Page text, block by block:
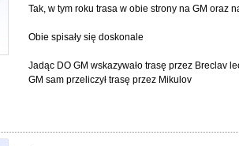
Tak, w tym roku trasa w obie strony na GM oraz
Obie spisały się doskonale
Jadąc DO GM wskazywało trasę przez Breclav
GM sam przeliczył trasę przez Mikulov